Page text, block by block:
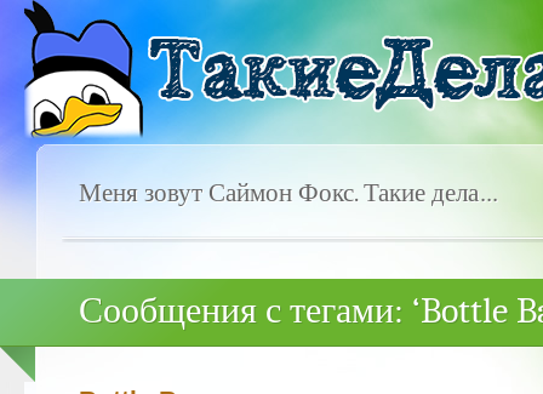
Меня зовут Саймон Фокс. Такие дела…
Сообщения с тегами: ‘Bottle